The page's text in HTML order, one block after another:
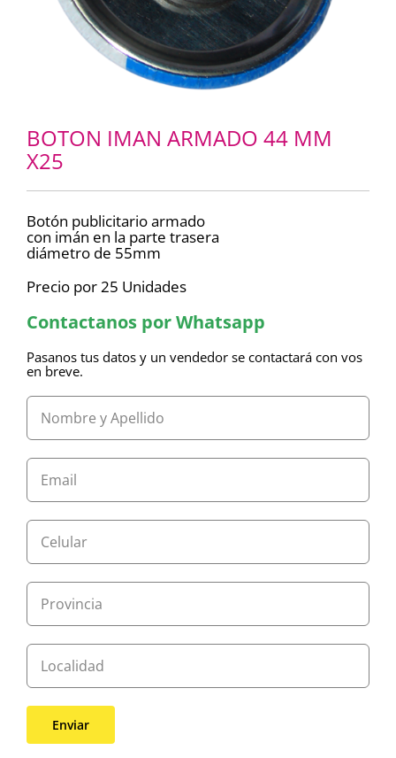
BOTON IMAN ARMADO 44 MM
X25
Botón publicitario armado
con imán en la parte trasera
diámetro de 55mm
Precio por 25 Unidades
Contactanos por Whatsapp
Pasanos tus datos y un vendedor se contactará con vos
en breve.